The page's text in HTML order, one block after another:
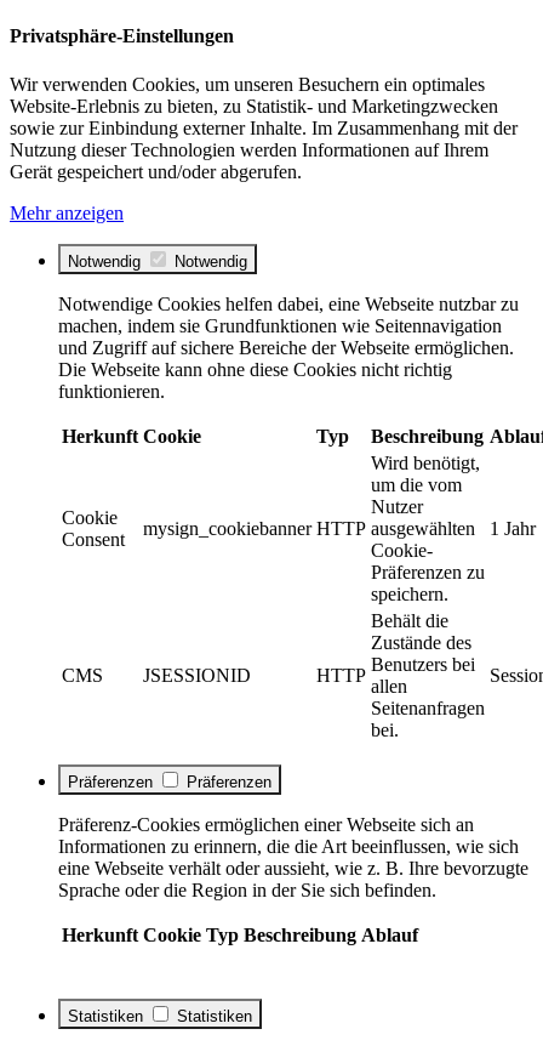
Privatsphäre-Einstellungen
Wir verwenden Cookies, um unseren Besuchern ein optimales
Website-Erlebnis zu bieten, zu Statistik- und Marketingzwecken
sowie zur Einbindung externer Inhalte. Im Zusammenhang mit der
Nutzung dieser Technologien werden Informationen auf Ihrem
Gerät gespeichert und/oder abgerufen.
Mehr anzeigen
Notwendig Notwendig
Notwendige Cookies helfen dabei, eine Webseite nutzbar zu
machen, indem sie Grundfunktionen wie Seitennavigation
und Zugriff auf sichere Bereiche der Webseite ermöglichen.
Die Webseite kann ohne diese Cookies nicht richtig
funktionieren.
Herkunft Cookie Typ Beschreibung
Cookie
Consent
mysign_cookiebanner HTTP
Wird benötigt,
um die vom
Nutzer
ausgewählten
Cookie-
Präferenzen zu
speichern.
1 Jahr
CMS JSESSIONID HTTP
Behält die
Zustände des
Benutzers bei
allen
Seitenanfragen
bei.
Präferenzen Präferenzen
Präferenz-Cookies ermöglichen einer Webseite sich an
Informationen zu erinnern, die die Art beeinflussen, wie sich
eine Webseite verhält oder aussieht, wie z. B. Ihre bevorzugte
Sprache oder die Region in der Sie sich befinden.
Herkunft Cookie Typ Beschreibung Ablauf
Statistiken Statistiken